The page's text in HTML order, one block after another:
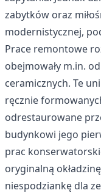
zabytków oraz
modernistycznej,
Prace remontowe
obejmowały m.in.
ceramicznych. Te
ręcznie
odrestaurowane
budynkowi jego
prac
oryginalną
niespodziankę dla